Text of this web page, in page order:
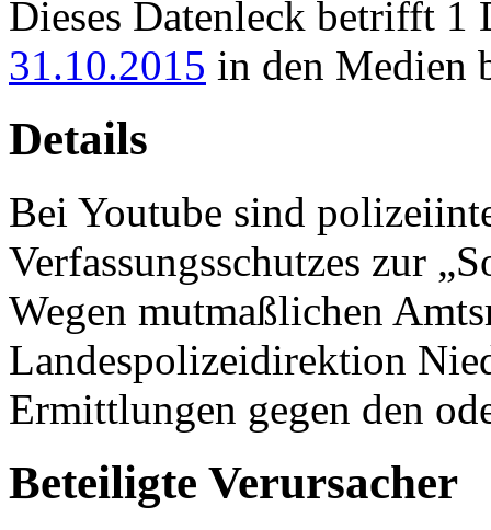
Dieses Datenleck betrifft 1
31.10.2015 in den Medien
Details
Bei Youtube sind
Verfassungsschutzes zur
Wegen mutmaßlichen
Landespolizeidirektion
Ermittlungen gegen den
Beteiligte Verursacher